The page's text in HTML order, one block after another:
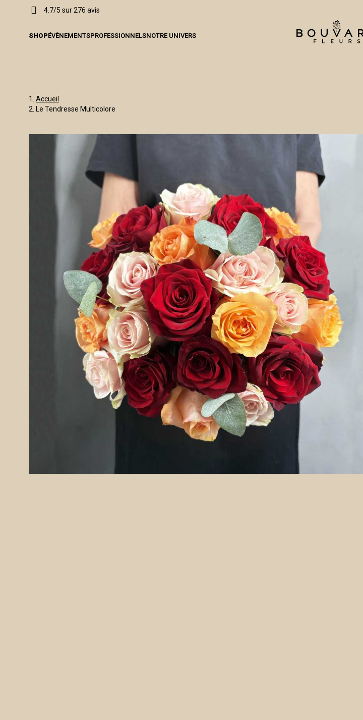
4.7/5 sur 276 avis
SHOPÉVÈNEMENTSPROFESSIONNELSNOTRE UNIVERS
Accueil
Le Tendresse Multicolore